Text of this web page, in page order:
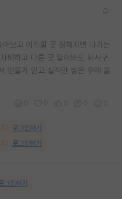
보고 이직할 곳 정해지면 나가는
퇴하고 다른 곳 알아봐도 되시구
얻을거 얻고 실적만 쌓은 후에 옮
다. 로그인하기
다. 로그인하기
그인하기